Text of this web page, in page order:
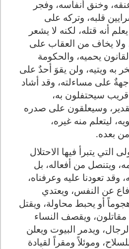
وخنق أنفاسه، وفجر
قلبه، وتركه على
أنه قتله، لكنه لا يشعر
ولا يخاف من العقاب على
يحميه، والحكومة
به ويتيه، ولن يقوَ أحدٌ على
على مساءلته، وقد أشاد
سيحتفلون به،
وسيعلقون على صدره
ليتعلم منه غيره،
بعده.
التي يتبرأ فيها الاحتلال
ويتنصل من أفعاله، بل
وقد تعودنا عليه وعرفناه،
عن النفس، ويعتدي
أو يحبط محاولة، ويقتل
مقاتلون، ويقصف النساء
ويدمر البيوت ويعلن
وموئلاً ومقراً لقيادة